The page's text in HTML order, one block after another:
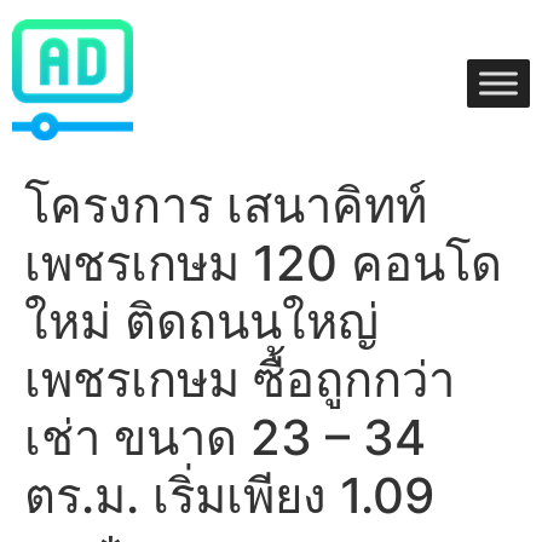
Skip
content
โครงการ เสนาคิทท์
เพชรเกษม 120 คอนโด
ใหม่ ติดถนนใหญ่
เพชรเกษม ซื้อถูกกว่า
เช่า ขนาด 23 – 34
ตร.ม. เริ่มเพียง 1.09